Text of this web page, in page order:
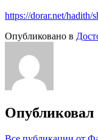
https://dorar.net/hadith/
Опубликовано в
Опубликовал